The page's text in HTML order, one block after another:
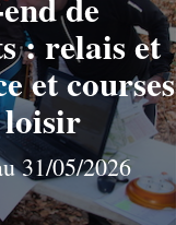
: relais et
et courses
loisir
31/05/2026